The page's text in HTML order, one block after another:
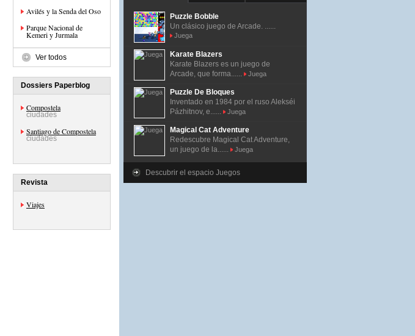
Avilés y la Senda del Oso
Parque Nacional de
Kemeri y Jurmala
Ver todos
Dossiers Paperblog
Compostela
ciudades
Santiago de Compostela
ciudades
Revista
Viajes
Puzzle Bobble
Un clásico juego de Arcade. ......
Juega
Karate Blazers
Karate Blazers es un juego de
Arcade, que forma......
Juega
Puzzle De Bloques
Inventado en 1984 por el ruso Alekséi
Pázhitnov, e......
Juega
Magical Cat Adventure
Redescubre Magical Cat Adventure,
un juego de la......
Juega
Descubrir el espacio Juegos